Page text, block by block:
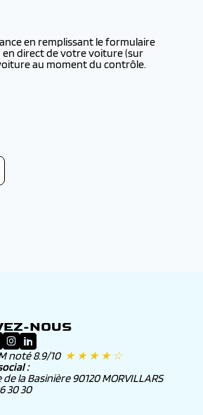
en remplissant le formulaire
en direct de votre voiture (sur
au moment du contrôle.
NOUS
noté 8.9/10 ★ ★ ★ ★ ☆
:
de la Basinière 90120 MORVILLARS
30 30